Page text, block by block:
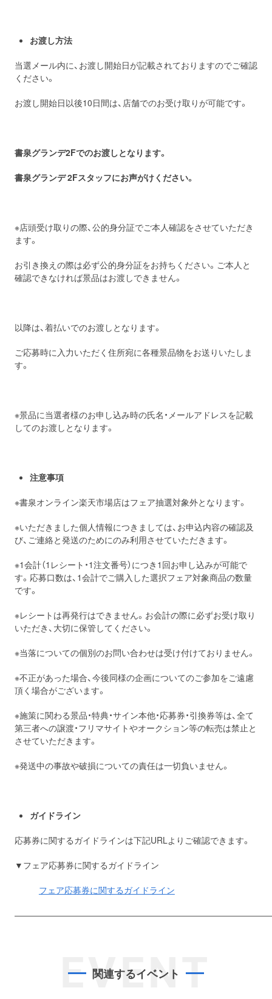
お渡し方法
当選メール内に、お渡し開始日が記載されておりますのでご確認
ください。
お渡し開始日以後10日間は、店舗でのお受け取りが可能です。
書泉グランデ2Fでのお渡しとなります。
書泉グランデ2Fスタッフにお声がけください。
※店頭受け取りの際、公的身分証でご本人確認をさせていただき
ます。
お引き換えの際は必ず公的身分証をお持ちください。ご本人と
確認できなければ景品はお渡しできません。
以降は、着払いでのお渡しとなります。
ご応募時に入力いただく住所宛に各種景品物をお送りいたしま
す。
※景品に当選者様のお申し込み時の氏名・メールアドレスを記載
してのお渡しとなります。
注意事項
※書泉オンライン楽天市場店はフェア抽選対象外となります。
※いただきました個人情報につきましては、お申込内容の確認及
び、ご連絡と発送のためにのみ利用させていただきます。
※1会計（1レシート・1注文番号）につき1回お申し込みが可能で
す。応募口数は、1会計でご購入した選択フェア対象商品の数量
です。
※レシートは再発行はできません。お会計の際に必ずお受け取り
いただき、大切に保管してください。
※当落についての個別のお問い合わせは受け付けておりません。
※不正があった場合、今後同様の企画についてのご参加をご遠慮
頂く場合がございます。
※施策に関わる景品・特典・サイン本他・応募券・引換券等は、全て
第三者への譲渡・フリマサイトやオークション等の転売は禁止と
させていただきます。
※発送中の事故や破損についての責任は一切負いません。
ガイドライン
応募券に関するガイドラインは下記URLよりご確認できます。
▼フェア応募券に関するガイドライン
フェア応募券に関するガイドライン
EVENT
関連するイベント